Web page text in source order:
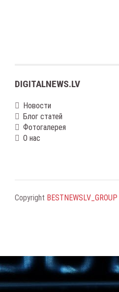
DIGITALNEWS.LV
Новости
Блог статей
Фотогалерея
О нас
Copyright BESTNEWSLV_GROUP